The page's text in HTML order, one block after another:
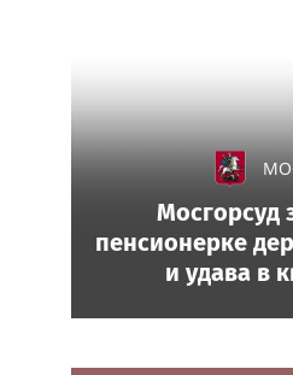
Мосгорсуд
пенсионерке
и удава в